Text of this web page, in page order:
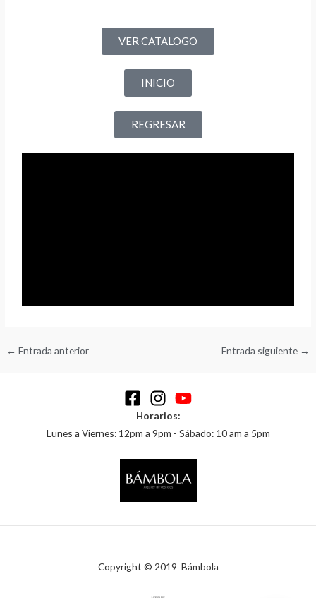
VER CATALOGO
INICIO
REGRESAR
← Entrada anterior Entrada siguiente →
Horarios:
Lunes a Viernes: 12pm a 9pm - Sábado: 10 am a 5pm
Copyright © 2019 Bámbola